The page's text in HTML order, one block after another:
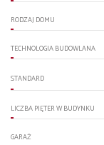
RODZAJ DOMU
TECHNOLOGIA BUDOWLANA
STANDARD
LICZBA PIĘTER W BUDYNKU
GARAŻ